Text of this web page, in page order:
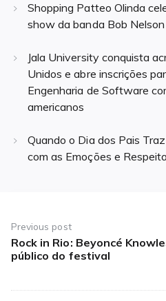
Shopping Patteo Olinda
show da banda Bob
Jala University conquista
Unidos e abre inscrições
Engenharia de Software
americanos
Quando o Dia dos Pais
com as Emoções e
de
Post
Previous post
Previous
post:
Rock in Rio: Beyoncé
público do festival